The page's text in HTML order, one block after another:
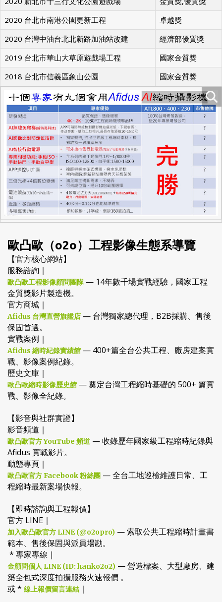
2020 新北市十三行文化公園遊戲場
金質獎,優質獎
2020 台北市南港公園更新工程
卓越獎
2020 台灣中油台北北新路加油站改建
經濟部優質獎
2019 台北市華山大草原遊戲場工程
國家金質獎
2018 台北市信義區象山公園
國家金質獎
歐凸歐（o2o）工程影像生態系導覽
【官方核心網站】
服務諮詢｜
歐凸歐工程影像顧問團隊
金質獎影片製造機。
官方商城｜
Afidus 台灣直營旗艦店
保固首選。
實戰案例｜
Afidus 縮時紀錄實績館
戰、影像案例紀錄。
歷史文庫｜
歐凸歐縮時影像歷史館
【影音與社群實證】
影音頻道｜
歐凸歐官方 YouTube 頻道
Afidus 實戰影片。
動態專頁｜
歐凸歐官方 Facebook 粉絲團
【即時諮詢與工程報價】
官方 LINE｜
加入歐凸歐官方 LINE (@o2opro)
範本、售後保固與派員場勘。
* 專家專線｜
金顧問個人 LINE (ID: hanko2o2)— 營造標案、大型廠房、建
築全包式深度拍攝服務火速報價 。